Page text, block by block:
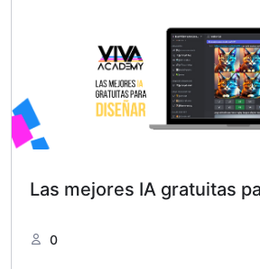
Las mejores IA gratuitas
0